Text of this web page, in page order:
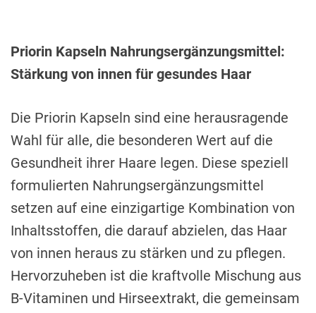
Priorin Kapseln Nahrungsergänzungsmittel:
Stärkung von innen für gesundes Haar
Die Priorin Kapseln sind eine herausragende
Wahl für alle, die besonderen Wert auf die
Gesundheit ihrer Haare legen. Diese speziell
formulierten Nahrungsergänzungsmittel
setzen auf eine einzigartige Kombination von
Inhaltsstoffen, die darauf abzielen, das Haar
von innen heraus zu stärken und zu pflegen.
Hervorzuheben ist die kraftvolle Mischung aus
B-Vitaminen und Hirseextrakt, die gemeinsam